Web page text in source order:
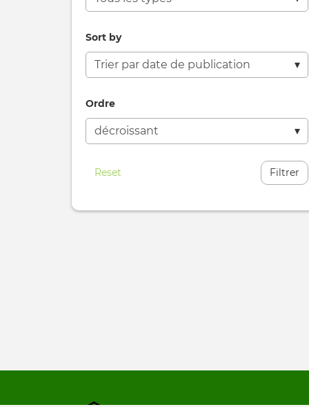
Sort by
Ordre
Filtrer
Reset